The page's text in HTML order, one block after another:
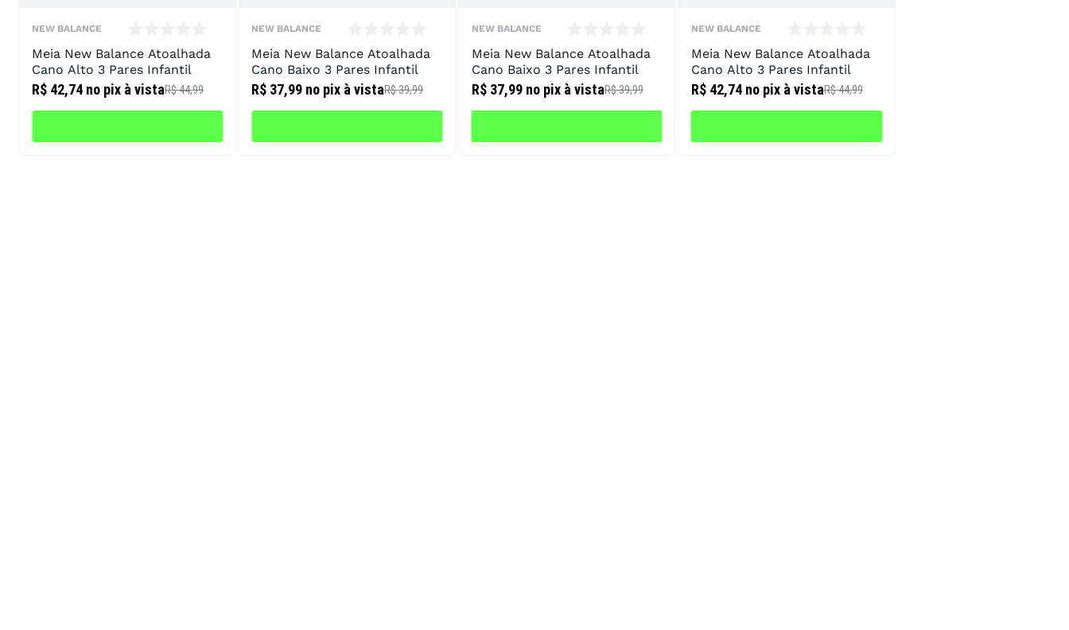
NEW BALANCE
Meia New Balance Atoalhada
Cano Alto 3 Pares Infantil
R$ 42,74 no pix à vistaR$ 44,99
NEW BALANCE
Meia New Balance Atoalhada
Cano Baixo 3 Pares Infantil
R$ 37,99 no pix à vistaR$ 39,99
NEW BALANCE
Meia New Balance Atoalhada
Cano Baixo 3 Pares Infantil
R$ 37,99 no pix à vistaR$ 39,99
NEW BALANCE
Meia New Balance Atoalhada
Cano Alto 3 Pares Infantil
R$ 42,74 no pix à vistaR$ 44,99